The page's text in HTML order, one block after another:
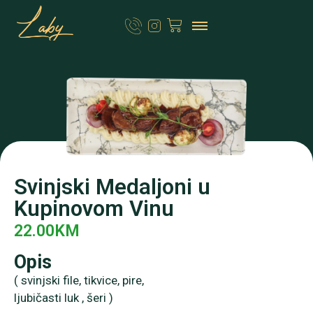
Svinjski Medaljoni u
Kupinovom Vinu
22.00 KM
Opis
( svinjski file, tikvice, pire,
ljubičasti luk , šeri )